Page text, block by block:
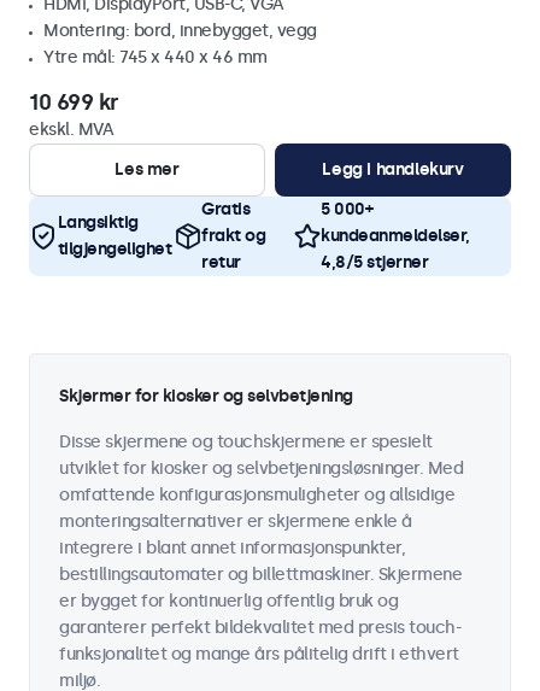
HDMI, DisplayPort, USB-C, VGA
Montering: bord, innebygget, vegg
Ytre mål: 745 x 440 x 46 mm
10 699 kr
ekskl. MVA
Les mer
Legg i handlekurv
Langsiktig
tilgjengelighet
Gratis
frakt og
retur
5 000+
kundeanmeldelser,
4,8/5 stjerner
Skjermer for kiosker og selvbetjening
Disse skjermene og touchskjermene er spesielt
utviklet for kiosker og selvbetjeningsløsninger. Med
omfattende konfigurasjonsmuligheter og allsidige
monteringsalternativer er skjermene enkle å
integrere i blant annet informasjonspunkter,
bestillingsautomater og billettmaskiner. Skjermene
er bygget for kontinuerlig offentlig bruk og
garanterer perfekt bildekvalitet med presis touch-
funksjonalitet og mange års pålitelig drift i ethvert
miljø.